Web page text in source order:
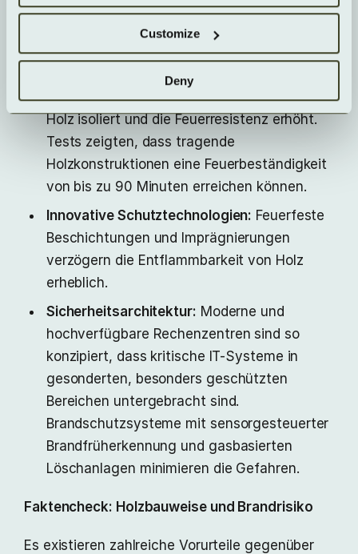
Customize
Deny
das Brandrisiko nicht höher ist als bei
konventionellen Materialien:
Feuerwiderstand von CLT:
entwickelt eine Verkohlungsschicht, die das
Holz isoliert und die Feuerresistenz erhöht.
Tests zeigten, dass tragende
Holzkonstruktionen eine Feuerbeständigkeit
von bis zu 90 Minuten erreichen können.
Innovative Schutztechnologien: Feuerfeste
Beschichtungen und Imprägnierungen
verzögern die Entflammbarkeit von Holz
erheblich.
Sicherheitsarchitektur: Moderne und
hochverfügbare Rechenzentren sind so
konzipiert, dass kritische IT-Systeme in
gesonderten, besonders geschützten
Bereichen untergebracht sind.
Brandschutzsysteme mit sensorgesteuerter
Brandfrüherkennung und gasbasierten
Löschanlagen minimieren die Gefahren.
Faktencheck: Holzbauweise und Brandrisiko
Es existieren zahlreiche Vorurteile gegenüber